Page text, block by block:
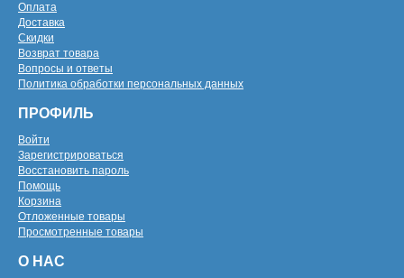
Оплата
Доставка
Скидки
Возврат товара
Вопросы и ответы
Политика обработки персональных данных
ПРОФИЛЬ
Войти
Зарегистрироваться
Восстановить пароль
Помощь
Корзина
Отложенные товары
Просмотренные товары
О НАС